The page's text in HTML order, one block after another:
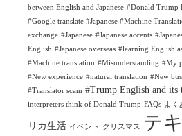
between English and Japanese #Donald Trump
#Google translate #Japanese #Machine
exchange #Japanese #Japanese accents
English #Japanese overseas #learning English
#Machine translation #Misunderstanding #My
#New experience #natural translation #New
#Translator scam #Trump English and its
interpreters think of Donald Trump FAQs よく
リカ生活 イベント クリスマス
テ